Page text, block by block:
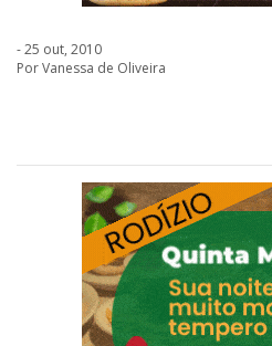
- 25 out, 2010
Por Vanessa de Oliveira